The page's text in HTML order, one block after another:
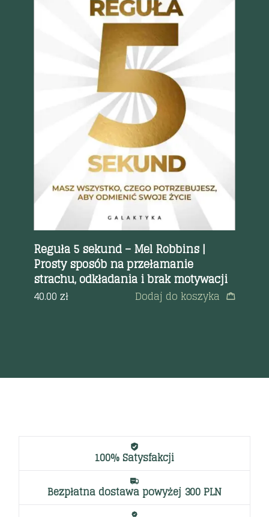
Szybki podgląd
Reguła 5 sekund – Mel Robbins |
Prosty sposób na przełamanie
strachu, odkładania i brak motywacji
40.00zł Dodaj do koszyka
100% Satysfakcji
Bezpłatna dostawa powyżej 300 PLN